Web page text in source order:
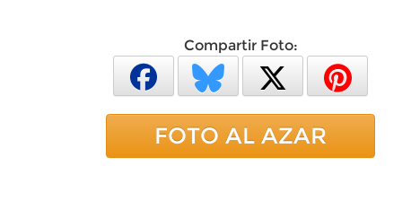
Compartir Foto:
FOTO AL AZAR